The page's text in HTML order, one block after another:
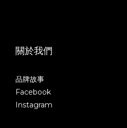
關於我們
品牌故事
Facebook
Instagram